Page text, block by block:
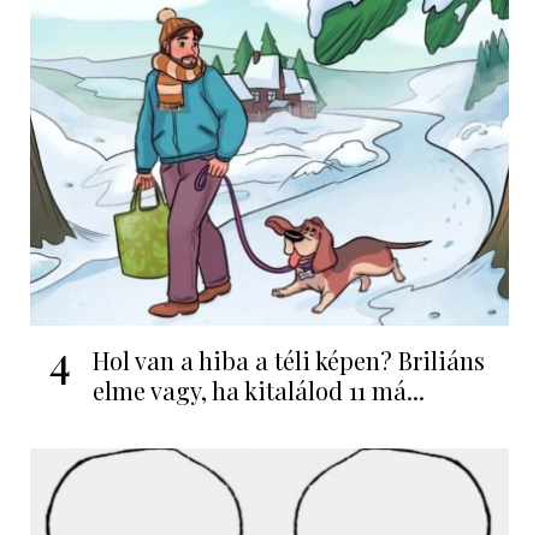
4
Hol van a hiba a téli képen? Briliáns
elme vagy, ha kitalálod 11 má...